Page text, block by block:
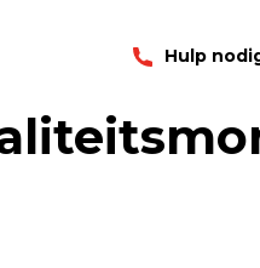
Stof
Hulp